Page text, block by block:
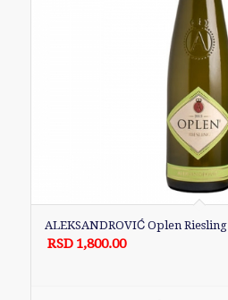
ALEKSANDROVIĆ Oplen Riesling
RSD 1,800.00